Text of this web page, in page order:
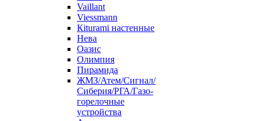
Vaillant
Viessmann
Кiturami настенные
Нева
Оазис
Олимпия
Пирамида
ЖМЗ/Атем/Сигнал/
Сиберия/РГА/Газо-
горелочные
устройства